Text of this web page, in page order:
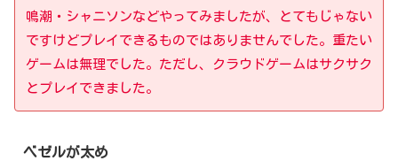
鳴潮・シャニソンなどやってみましたが、とてもじゃない
ですけどプレイできるものではありませんでした。重たい
ゲームは無理でした。ただし、クラウドゲームはサクサク
とプレイできました。
ベゼルが太め